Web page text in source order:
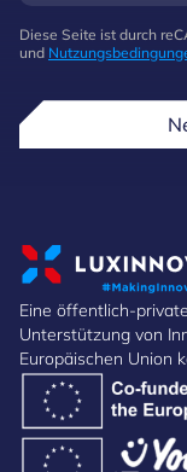
Diese Seite ist durch
und
Eine öffentlich-
Unterstützung von
Europäischen Union